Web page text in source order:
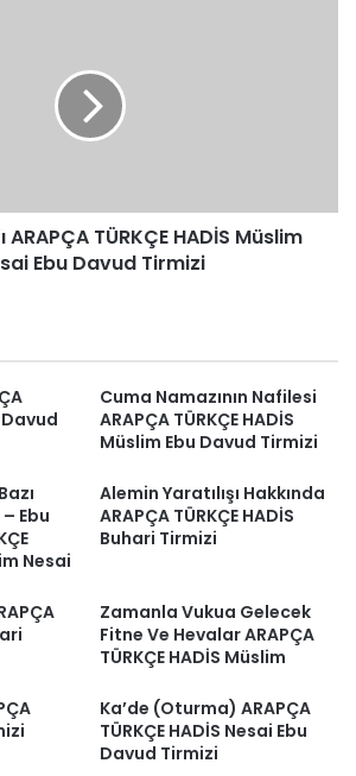
ARAPÇA TÜRKÇE HADİS Müslim
Ebu Davud Tirmizi
Davud
Cuma Namazının Nafilesi
ARAPÇA TÜRKÇE HADİS
Müslim Ebu Davud Tirmizi
Ebu
Nesai
Alemin Yaratılışı Hakkında
ARAPÇA TÜRKÇE HADİS
Buhari Tirmizi
Zamanla Vukua Gelecek
Fitne Ve Hevalar ARAPÇA
TÜRKÇE HADİS Müslim
Ka’de (Oturma) ARAPÇA
TÜRKÇE HADİS Nesai Ebu
Davud Tirmizi